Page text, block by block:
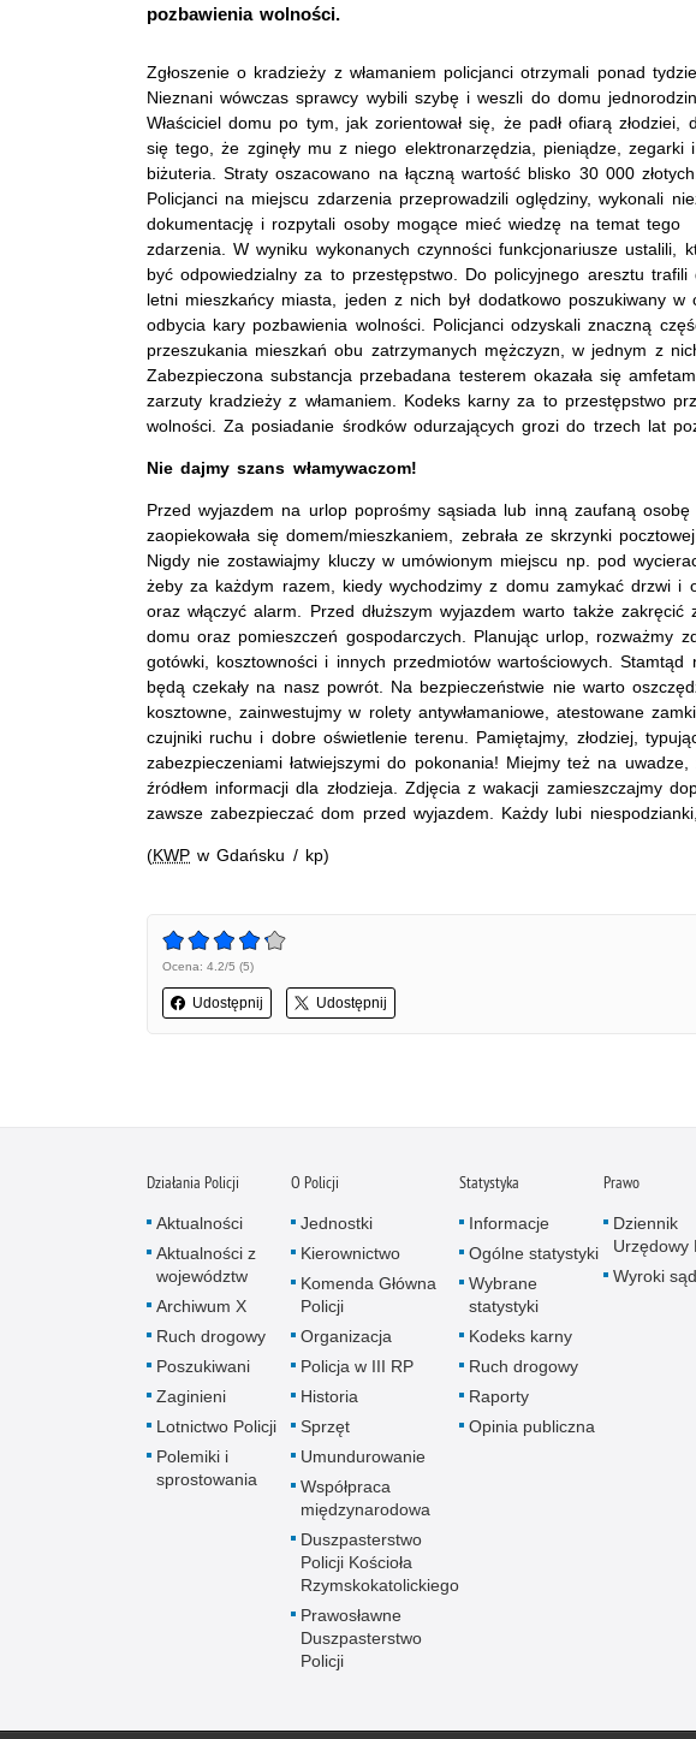
pozbawienia wolności.
Zgłoszenie o kradzieży z włamaniem policjanci otrzymali ponad
Nieznani wówczas sprawcy wybili szybę i weszli do domu
Właściciel domu po tym, jak zorientował się, że padł ofiarą złodziei,
się tego, że zginęły mu z niego elektronarzędzia, pieniądze, zegarki i
biżuteria. Straty oszacowano na łączną wartość blisko 30 000 złotych.
Policjanci na miejscu zdarzenia przeprowadzili oględziny, wykonali
dokumentację i rozpytali osoby mogące mieć wiedzę na temat tego
zdarzenia. W wyniku wykonanych czynności funkcjonariusze ustalili,
być odpowiedzialny za to przestępstwo. Do policyjnego aresztu trafili
letni mieszkańcy miasta, jeden z nich był dodatkowo poszukiwany w
odbycia kary pozbawienia wolności. Policjanci odzyskali znaczną
przeszukania mieszkań obu zatrzymanych mężczyzn, w jednym z
Zabezpieczona substancja przebadana testerem okazała się
zarzuty kradzieży z włamaniem. Kodeks karny za to przestępstwo
wolności. Za posiadanie środków odurzających grozi do trzech lat
Nie dajmy szans włamywaczom!
Przed wyjazdem na urlop poprośmy sąsiada lub inną zaufaną
zaopiekowała się domem/mieszkaniem, zebrała ze skrzynki
Nigdy nie zostawiajmy kluczy w umówionym miejscu np. pod
żeby za każdym razem, kiedy wychodzimy z domu zamykać drzwi i
oraz włączyć alarm. Przed dłuższym wyjazdem warto także
domu oraz pomieszczeń gospodarczych. Planując urlop, rozważmy
gotówki, kosztowności i innych przedmiotów wartościowych.
będą czekały na nasz powrót. Na bezpieczeństwie nie warto
kosztowne, zainwestujmy w rolety antywłamaniowe, atestowane
czujniki ruchu i dobre oświetlenie terenu. Pamiętajmy, złodziej,
zabezpieczeniami łatwiejszymi do pokonania! Miejmy też na
źródłem informacji dla złodzieja. Zdjęcia z wakacji zamieszczajmy
zawsze zabezpieczać dom przed wyjazdem. Każdy lubi
(KWP w Gdańsku / kp)
Ocena: 4.2/5 (5)
Udostępnij Udostępnij
Działania Policji
Aktualności
Aktualności z
województw
Archiwum X
Ruch drogowy
Poszukiwani
Zaginieni
Lotnictwo Policji
Polemiki i
sprostowania
O Policji
Jednostki
Kierownictwo
Komenda Główna
Policji
Organizacja
Policja w III RP
Historia
Sprzęt
Umundurowanie
Współpraca
międzynarodowa
Duszpasterstwo
Policji Kościoła
Rzymskokatolickiego
Prawosławne
Duszpasterstwo
Policji
Statystyka
Informacje
Ogólne statystyki
Wybrane
statystyki
Kodeks karny
Ruch drogowy
Raporty
Opinia publiczna
Prawo
Dziennik
Urzędowy
Wyroki